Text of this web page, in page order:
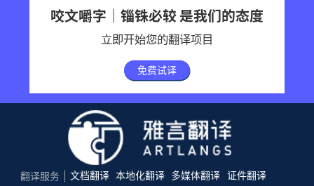
咬文嚼字｜锱铢必较 是我们的态度
立即开始您的翻译项目
免费试译
翻译服务 文档翻译 本地化翻译 多媒体翻译 证件翻译